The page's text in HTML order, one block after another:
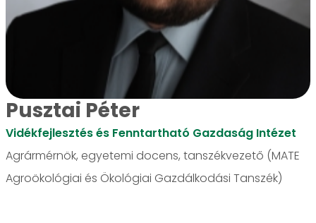
Pusztai Péter
Vidékfejlesztés és Fenntartható Gazdaság Intézet
Agrármérnök, egyetemi docens, tanszékvezető (MATE
Agroökológiai és Ökológiai Gazdálkodási Tanszék)